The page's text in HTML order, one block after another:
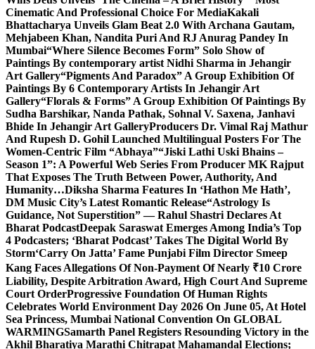
Cinematic And Professional Choice For MediaKakali
Bhattacharya Unveils Glam Beat 2.0 With Archana Gautam,
Mehjabeen Khan, Nandita Puri And RJ Anurag Pandey In
Mumbai“Where Silence Becomes Form” Solo Show of
Paintings By contemporary artist Nidhi Sharma in Jehangir
Art Gallery“Pigments And Paradox” A Group Exhibition Of
Paintings By 6 Contemporary Artists In Jehangir Art
Gallery“Florals & Forms” A Group Exhibition Of Paintings By
Sudha Barshikar, Nanda Pathak, Sohnal V. Saxena, Janhavi
Bhide In Jehangir Art GalleryProducers Dr. Vimal Raj Mathur
And Rupesh D. Gohil Launched Multilingual Posters For The
Women-Centric Film “Abhaya”“Jiski Lathi Uski Bhains –
Season 1”: A Powerful Web Series From Producer MK Rajput
That Exposes The Truth Between Power, Authority, And
Humanity…Diksha Sharma Features In ‘Hathon Me Hath’,
DM Music City’s Latest Romantic Release“Astrology Is
Guidance, Not Superstition” — Rahul Shastri Declares At
Bharat PodcastDeepak Saraswat Emerges Among India’s Top
4 Podcasters; ‘Bharat Podcast’ Takes The Digital World By
Storm‘Carry On Jatta’ Fame Punjabi Film Director Smeep
Kang Faces Allegations Of Non-Payment Of Nearly ₹10 Crore
Liability, Despite Arbitration Award, High Court And Supreme
Court OrderProgressive Foundation Of Human Rights
Celebrates World Environment Day 2026 On June 05, At Hotel
Sea Princess, Mumbai National Convention On GLOBAL
WARMINGSamarth Panel Registers Resounding Victory in the
Akhil Bharatiya Marathi Chitrapat Mahamandal Elections;